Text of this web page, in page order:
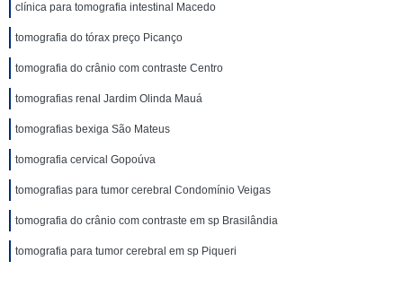
clínica para tomografia intestinal Macedo
tomografia do tórax preço Picanço
tomografia do crânio com contraste Centro
tomografias renal Jardim Olinda Mauá
tomografias bexiga São Mateus
tomografia cervical Gopoúva
tomografias para tumor cerebral Condomínio Veigas
tomografia do crânio com contraste em sp Brasilândia
tomografia para tumor cerebral em sp Piqueri